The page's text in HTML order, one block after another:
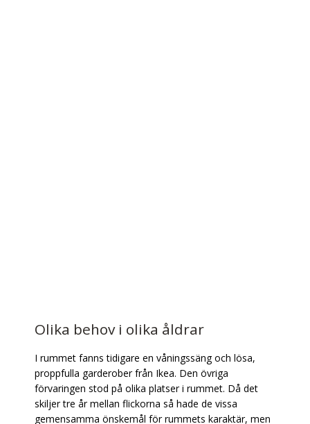
Olika behov i olika åldrar
I rummet fanns tidigare en våningssäng och lösa,
proppfulla garderober från Ikea. Den övriga
förvaringen stod på olika platser i rummet. Då det
skiljer tre år mellan flickorna så hade de vissa
gemensamma önskemål för rummets karaktär, men